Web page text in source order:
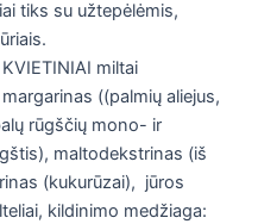
tiks su užtepėlėmis,
miltai
((palmių aliejus,
rūgščių mono- ir
maltodekstrinas (iš
(kukurūzai), jūros
kildinimo medžiaga: